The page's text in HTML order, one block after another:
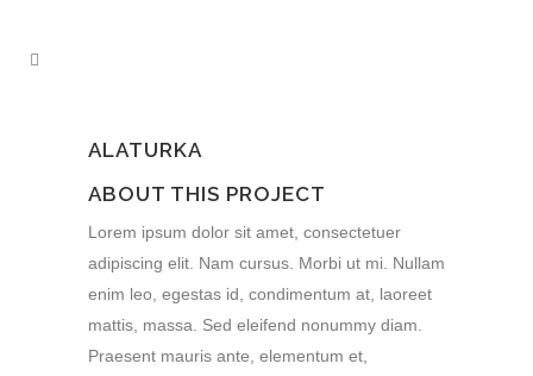
ALATURKA
ABOUT THIS PROJECT
Lorem ipsum dolor sit amet, consectetuer
adipiscing elit. Nam cursus. Morbi ut mi. Nullam
enim leo, egestas id, condimentum at, laoreet
mattis, massa. Sed eleifend nonummy diam.
Praesent mauris ante, elementum et,